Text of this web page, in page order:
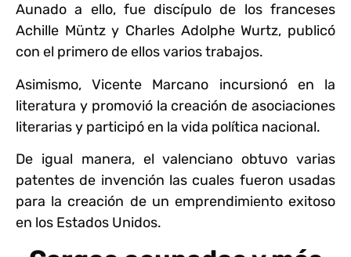
Aunado a ello, fue discípulo de los franceses
Achille Müntz y Charles Adolphe Wurtz, publicó
con el primero de ellos varios trabajos.
Asimismo, Vicente Marcano incursionó en la
literatura y promovió la creación de asociaciones
literarias y participó en la vida política nacional.
De igual manera, el valenciano obtuvo varias
patentes de invención las cuales fueron usadas
para la creación de un emprendimiento exitoso
en los Estados Unidos.